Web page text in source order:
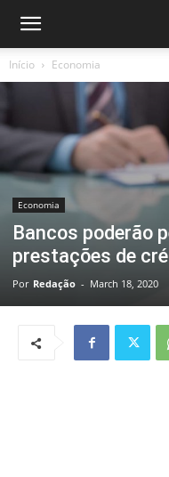
Início Economia
Economia
Bancos poderão
prestações de
Por Redação - March 18, 2020